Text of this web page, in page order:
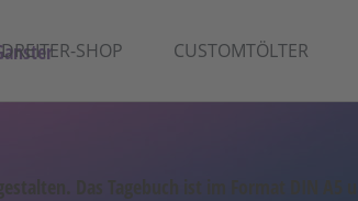
SHOP CUSTOMTÖLTER
Das Tagebuch ist im Format DIN A5